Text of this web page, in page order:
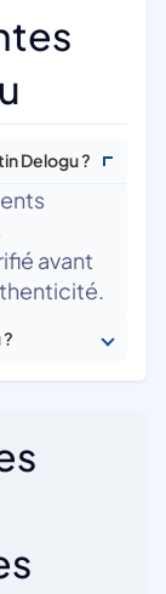
Delogu ?
avant